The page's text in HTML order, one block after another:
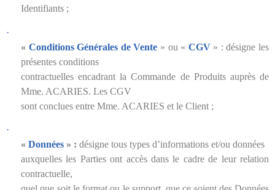
Identifiants ;
·
« Conditions Générales de Vente » ou « CGV » : désigne les
présentes conditions
contractuelles encadrant la Commande de Produits auprès de
Mme. ACARIES. Les CGV
sont conclues entre Mme. ACARIES et le Client ;
·
« Données » : désigne tous types d’informations et/ou données
auxquelles les Parties ont accès dans le cadre de leur relation
contractuelle,